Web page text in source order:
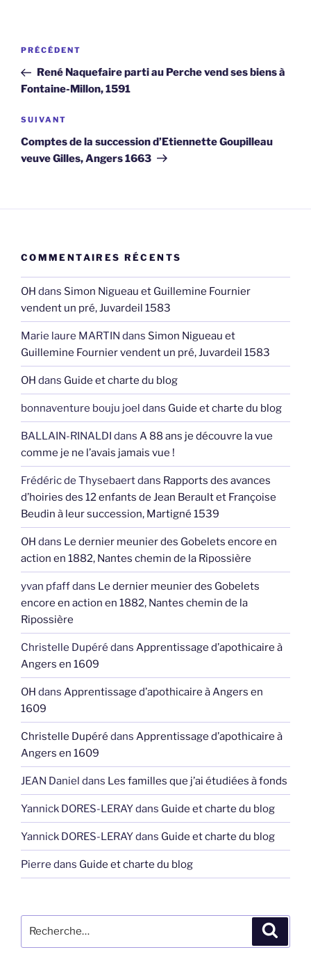
Navigation
l’article
Article
précédent
PRÉCÉDENT
René Naquefaire parti au Perche vend ses biens à
Fontaine-Millon, 1591
Article
suivant
SUIVANT
Comptes de la succession d’Etiennette Goupilleau
veuve Gilles, Angers 1663
COMMENTAIRES RÉCENTS
OH dans Simon Nigueau et Guillemine Fournier
vendent un pré, Juvardeil 1583
Marie laure MARTIN dans Simon Nigueau et
Guillemine Fournier vendent un pré, Juvardeil 1583
OH dans Guide et charte du blog
bonnaventure bouju joel dans Guide et charte du blog
BALLAIN-RINALDI dans A 88 ans je découvre la vue
comme je ne l’avais jamais vue !
Frédéric de Thysebaertdans Rapports des avances
d’hoiries des 12 enfants de Jean Berault et Françoise
Beudin à leur succession, Martigné 1539
OH dans Le dernier meunier des Gobelets encore en
action en 1882, Nantes chemin de la Ripossière
yvan pfaffdans Le dernier meunier des Gobelets
encore en action en 1882, Nantes chemin de la
Ripossière
Christelle Dupéré dans Apprentissage d’apothicaire à
Angers en 1609
OH dans Apprentissage d’apothicaire à Angers en
1609
Christelle Dupéré dans Apprentissage d’apothicaire à
Angers en 1609
JEAN Daniel dans Les familles que j’ai étudiées à fonds
Yannick DORES-LERAYdans Guide et charte du blog
Yannick DORES-LERAYdans Guide et charte du blog
Pierre dans Guide et charte du blog
pour